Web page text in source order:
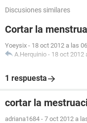
Discusiones similares
Cortar la
Yoeysix - 18 oct 2012 a las
A.Herquinio - 18 oct 2012
1 respuesta
cortar la
adriana1684 - 7 oct 2012 a